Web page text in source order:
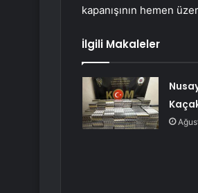
kapanışının hemen
İlgili Makaleler